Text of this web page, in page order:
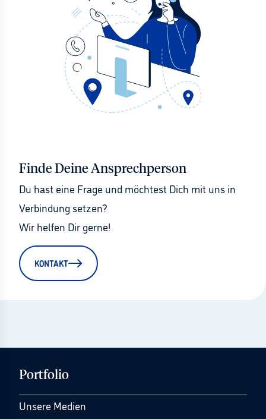
Finde Deine Ansprechperson
Du hast eine Frage und möchtest Dich mit uns in
Verbindung setzen?
Wir helfen Dir gerne!
KONTAKT
Portfolio
Unsere Medien